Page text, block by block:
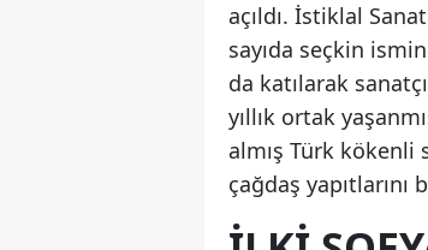
açıldı. İstiklal
sayıda seçkin
da katılarak
yıllık ortak
almış Türk kökenli
çağdaş yapıtlarını